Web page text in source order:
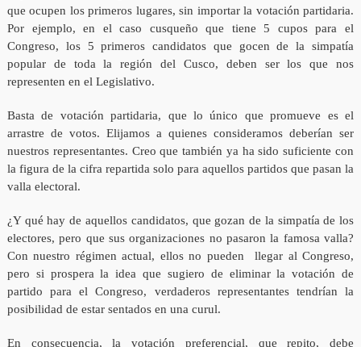
que ocupen los primeros lugares, sin importar la votación partidaria.
Por ejemplo, en el caso cusqueño que tiene 5 cupos para el
Congreso, los 5 primeros candidatos que gocen de la simpatía
popular de toda la región del Cusco, deben ser los que nos
representen en el Legislativo.
Basta de votación partidaria, que lo único que promueve es el
arrastre de votos. Elijamos a quienes consideramos deberían ser
nuestros representantes. Creo que también ya ha sido suficiente con
la figura de la cifra repartida solo para aquellos partidos que pasan la
valla electoral.
¿Y qué hay de aquellos candidatos, que gozan de la simpatía de los
electores, pero que sus organizaciones no pasaron la famosa valla?
Con nuestro régimen actual, ellos no pueden llegar al Congreso,
pero si prospera la idea que sugiero de eliminar la votación de
partido para el Congreso, verdaderos representantes tendrían la
posibilidad de estar sentados en una curul.
En consecuencia, la votación preferencial, que repito, debe